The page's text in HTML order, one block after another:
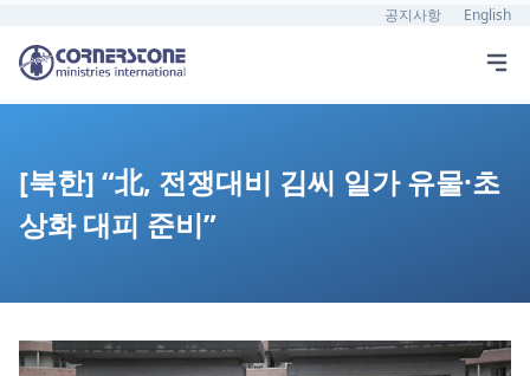
공지사항 English
[북한] “北, 전쟁대비 김씨 일가 유물·초
상화 대피 준비”